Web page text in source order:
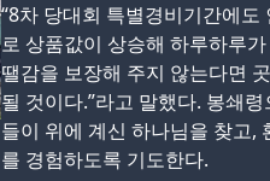
“8차 당대회 특별경비기간에
로 상품값이 상승해 하루하루
땔감을 보장해 주지 않는다면
될 것이다.”라고 말했다. 봉쇄
들이 위에 계신 하나님을 찾고,
를 경험하도록 기도한다.